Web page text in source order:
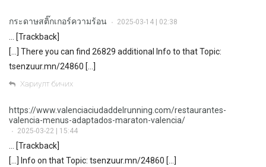
กระดาษสติ๊กเกอร์ความร้อน • 2025-03-14 | 02:38
… [Trackback]
[…] There you can find 26829 additional Info to that Topic:
tsenzuur.mn/24860 […]
Хариулт бичих
https://www.valenciaciudaddelrunning.com/restaurantes-
valencia-menus-adaptados-maraton-valencia/
• 2025-03-22 | 15:44
… [Trackback]
[…] Info on that Topic: tsenzuur.mn/24860 […]